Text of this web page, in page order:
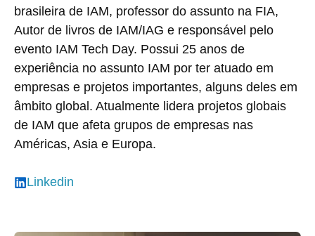
brasileira de IAM, professor do assunto na FIA,
Autor de livros de IAM/IAG e responsável pelo
evento IAM Tech Day. Possui 25 anos de
experiência no assunto IAM por ter atuado em
empresas e projetos importantes, alguns deles em
âmbito global. Atualmente lidera projetos globais
de IAM que afeta grupos de empresas nas
Américas, Asia e Europa.
Linkedin